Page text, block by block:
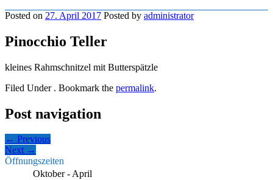
Posted on 27. April 2017 Posted by administrator
Pinocchio Teller
kleines Rahmschnitzel mit Butterspätzle
Filed Under . Bookmark the permalink.
Post navigation
← Previous
Next →
Öffnungszeiten
Oktober - April